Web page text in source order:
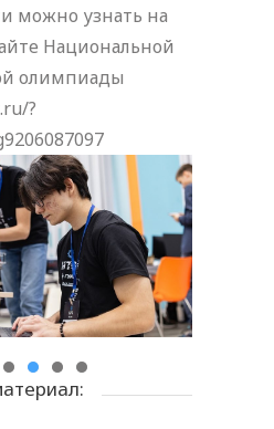
можно узнать на
Национальной
олимпиады
?